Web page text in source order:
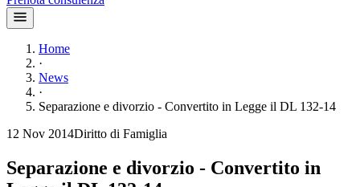
Home
·
News
·
Separazione e divorzio - Convertito in Legge il DL 132-14
12 Nov 2014Diritto di Famiglia
Separazione e divorzio - Convertito in